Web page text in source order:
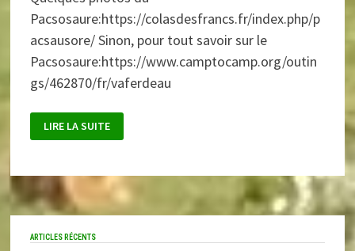
Pacsosaure:https://colasdesfrancs.fr/index.php/p
acsausore/ Sinon, pour tout savoir sur le
Pacsosaure:https://www.camptocamp.org/outin
gs/462870/fr/vaferdeau
PACSOSAURE
LIRE LA SUITE
ARTICLES RÉCENTS